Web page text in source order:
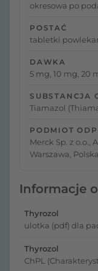
okresowa po
POSTAĆ
tabletki
DAWKA
5 mg, 10 mg, 20
SUBSTANCJA
Tiamazol
PODMIOT
Merck Sp. z o.o.,
Warszawa, Polska
Informacje
Thyrozol
ulotka (pdf) dla
Thyrozol
ChPL